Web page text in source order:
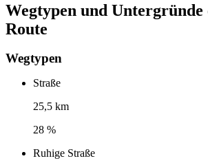
Wegtypen und
Route
Wegtypen
Straße
25,5 km
28 %
Ruhige Straße